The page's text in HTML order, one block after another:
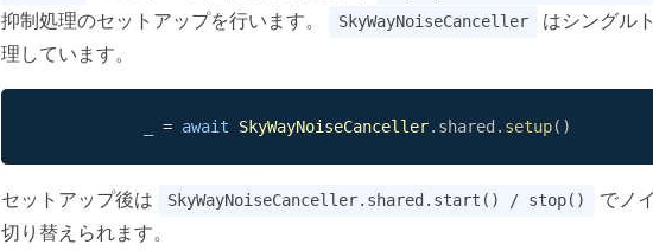
抑制処理のセットアップを行います。
SkyWayNoiseCanceller
はシングル
理しています。
= await SkyWayNoiseCanceller. shared . setup( )
セットアップ後は SkyWayNoiseCanceller.shared.start() / stop()
でノ
切り替えられます。